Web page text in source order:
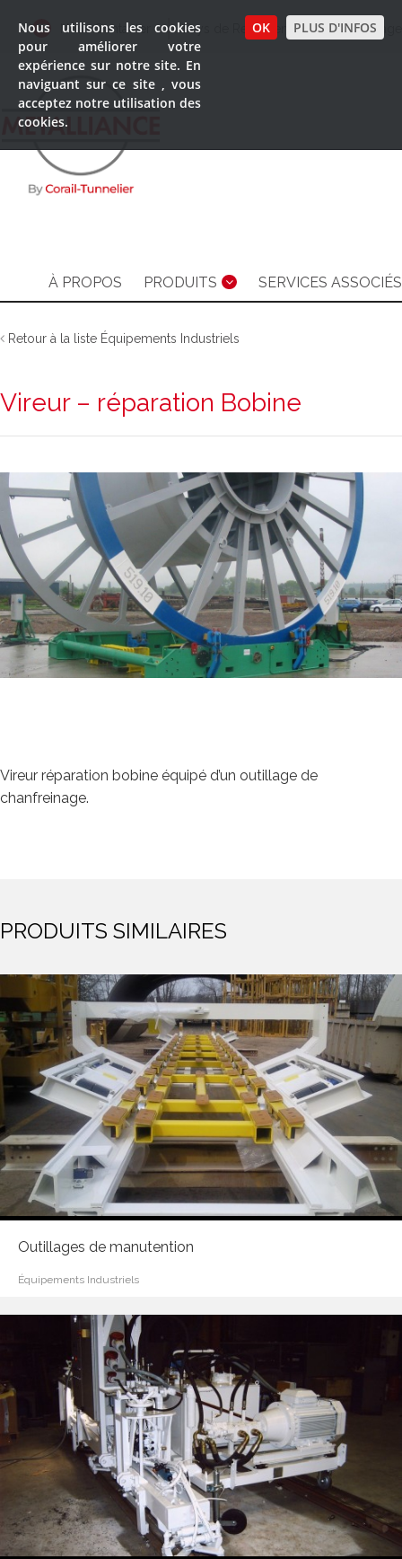
Nous Contacter Pays de Représentation Langage
À PROPOS PRODUITS SERVICES ASSOCIÉS
Retour à la liste Équipements Industriels
Vireur – réparation Bobine
Vireur réparation bobine équipé d’un outillage de
chanfreinage.
PRODUITS SIMILAIRES
Outillages de manutention
Équipements Industriels
Nous utilisons les cookies
pour améliorer votre
expérience sur notre site. En
naviguant sur ce site , vous
acceptez notre utilisation des
cookies.
OK PLUS D'INFOS